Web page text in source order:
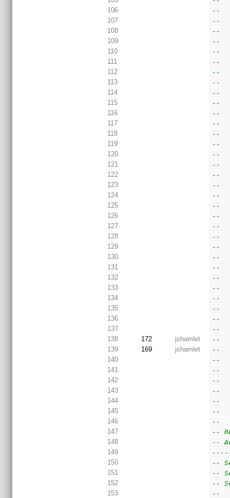
106
--
107
--
108
--
109
--
110
--
111
--
112
--
113
--
114
--
115
--
116
--
117
--
118
--
119
--
120
--
121
--
122
--
123
--
124
--
125
--
126
--
127
--
128
--
129
--
130
--
131
--
132
--
133
--
134
--
135
--
136
--
137
--
138
172 jshamlet
--
139
169 jshamlet
--
140
--
141
--
142
--
143
--
144
--
145
--
146
--
147
--
148
--
149
150
--
151
--
152
--
153
--